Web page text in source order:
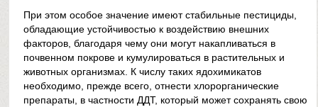
При этом особое значение имеют стабильные пестициды,
обладающие устойчивостью к воздействию внешних
факторов, благодаря чему они могут накапливаться в
почвенном покрове и кумулироваться в растительных и
животных организмах. К числу таких ядохимикатов
необходимо, прежде всего, отнести хлорорганические
препараты, в частности ДДТ, который может сохранять свою